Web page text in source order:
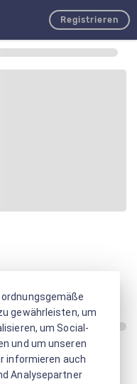
Registrieren
ordnungsgemäße
gewährleisten, um
um Social-
und um unseren
informieren auch
Analysepartner